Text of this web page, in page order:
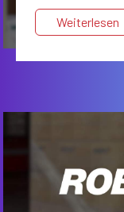
Weiterlesen